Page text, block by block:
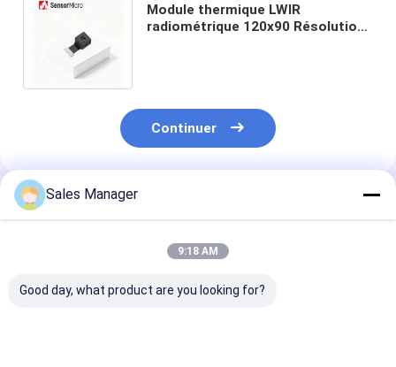
Module thermique LWIR
radiométrique 120x90 Résolution
Continuer
Produits Recommandés
Sales Manager
9:18 AM
Good day, what product are you looking for?